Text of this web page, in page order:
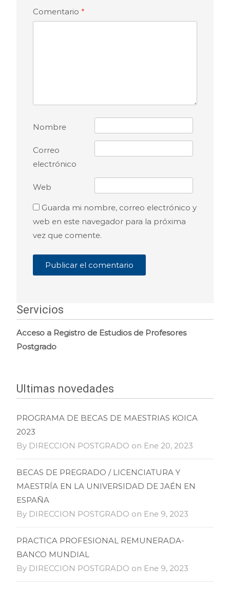
Comentario *
Nombre
Correo
electrónico
Web
Guarda mi nombre, correo electrónico y
web en este navegador para la próxima
vez que comente.
Servicios
Acceso a Registro de Estudios de Profesores
Postgrado
Ultimas novedades
PROGRAMA DE BECAS DE MAESTRIAS KOICA
2023
By DIRECCION POSTGRADO on Ene 20, 2023
BECAS DE PREGRADO / LICENCIATURA Y
MAESTRÍA EN LA UNIVERSIDAD DE JAÉN EN
ESPAÑA
By DIRECCION POSTGRADO on Ene 9, 2023
PRACTICA PROFESIONAL REMUNERADA-
BANCO MUNDIAL
By DIRECCION POSTGRADO on Ene 9, 2023